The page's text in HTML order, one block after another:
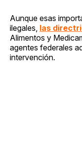
Aunque esas
ilegales, las
Alimentos y
agentes federales
intervención.